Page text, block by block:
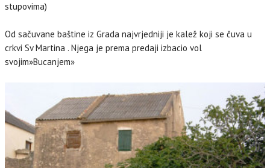
stupovima)
Od sačuvane baštine iz Grada najvrjedniji je kalež koji se čuva u
crkvi Sv Martina . Njega je prema predaji izbacio vol
svojim»Bucanjem»